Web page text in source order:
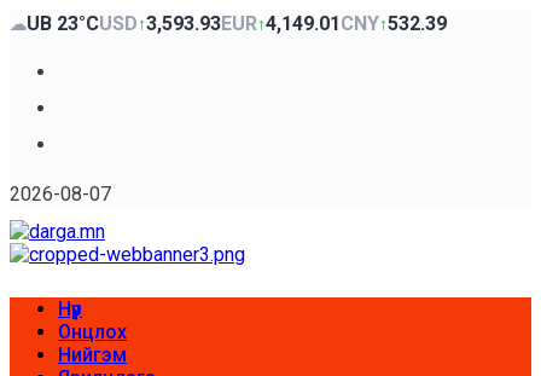
Skip
content
☁UB 23°CUSD↑3,593.93EUR↑4,149.01CNY↑532.39
2026-08-07
Primary
Menu
Нүүр
Онцлох
Нийгэм